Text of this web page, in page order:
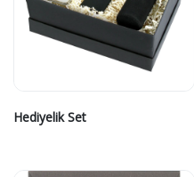
Hediyelik Set